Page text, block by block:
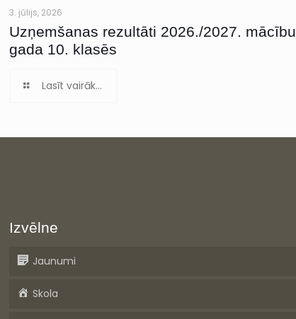
3. jūlijs, 2026
Uzņemšanas rezultāti 2026./2027. mācību
gada 10. klasēs
Lasīt vairāk...
Izvēlne
Jaunumi
Skola